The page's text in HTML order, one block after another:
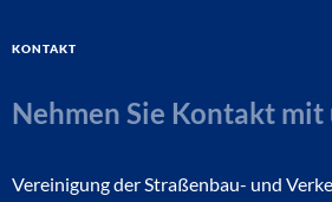
Kontakt
Nehmen Sie Kontakt mit
Vereinigung der Straßenbau- und